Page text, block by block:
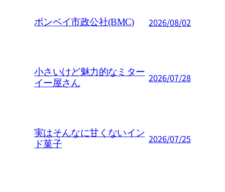
ボンベイ市政公社(BMC) 2026/08/02
小さいけど魅力的なミター
イー屋さん
2026/07/28
実はそんなに甘くないイン
ド菓子
2026/07/25